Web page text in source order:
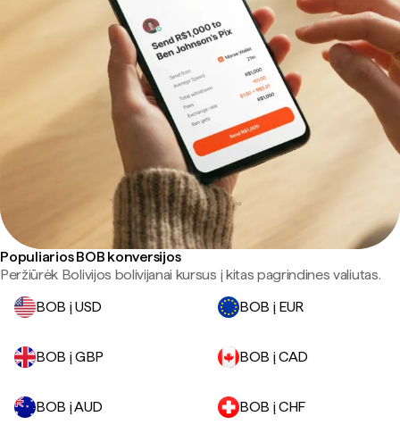
Populiarios BOB konversijos
Peržiūrėk Bolivijos bolivijanai kursus į kitas pagrindines valiutas.
BOB į USD
BOB į EUR
BOB į GBP BOB į CAD
BOB į AUD BOB į CHF